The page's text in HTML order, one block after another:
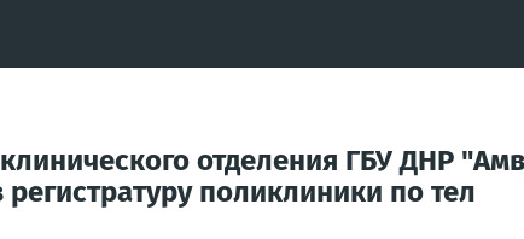
отделения ГБУ ДНР
поликлиники по тел